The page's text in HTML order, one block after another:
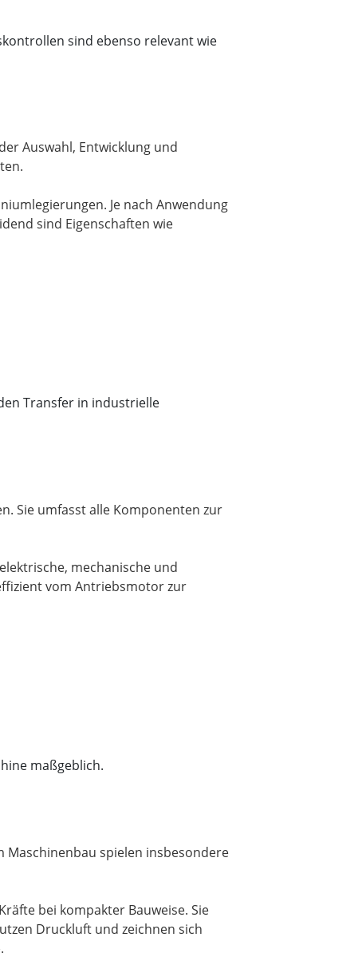
sind ebenso relevant wie
Auswahl, Entwicklung und
Je nach Anwendung
sind Eigenschaften wie
Transfer in industrielle
Sie umfasst alle Komponenten zur
mechanische und
vom Antriebsmotor zur
maßgeblich.
Maschinenbau spielen insbesondere
bei kompakter Bauweise. Sie
Druckluft und zeichnen sich